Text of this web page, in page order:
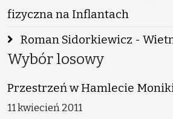
fizyczna na Inflantach
Roman Sidorkiewicz -
Wybór losowy
Przestrzeń w Hamlecie
11 kwiecień 2011